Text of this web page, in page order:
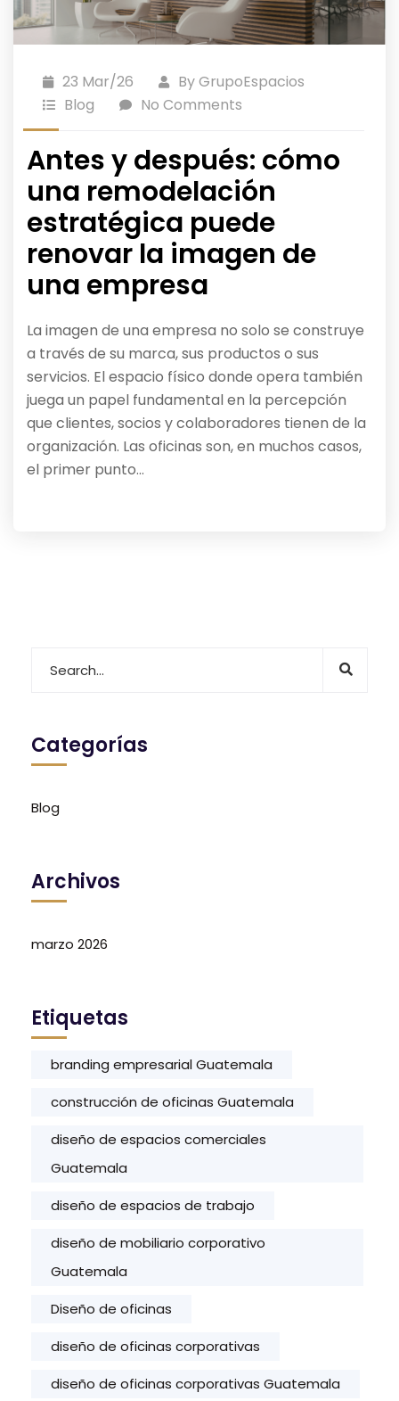
23 Mar/26 ByGrupoEspacios
Blog
No Comments
Antes y después: cómo
una remodelación
estratégica puede
renovar la imagen de
una empresa
La imagen de una empresa no solo se construye
a través de su marca, sus productos o sus
servicios. El espacio físico donde opera también
juega un papel fundamental en la percepción
que clientes, socios y colaboradores tienen de la
organización. Las oficinas son, en muchos casos,
el primer punto…
Categorías
Blog
Archivos
marzo 2026
Etiquetas
branding empresarial Guatemala
construcción de oficinas Guatemala
diseño de espacios comerciales
Guatemala
diseño de espacios de trabajo
diseño de mobiliario corporativo
Guatemala
Diseño de oficinas
diseño de oficinas corporativas
diseño de oficinas corporativas Guatemala